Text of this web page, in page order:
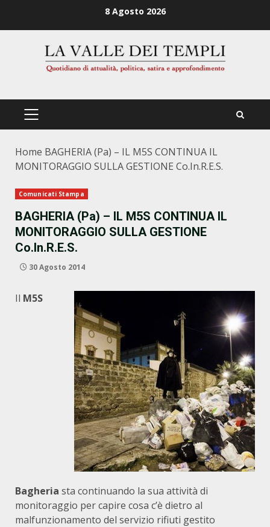
8 Agosto 2026
PRIMÄRES
Home BAGHERIA (Pa) – IL M5S CONTINUA IL
MONITORAGGIO SULLA GESTIONE Co.In.R.E.S.
Comunicati Stampa
BAGHERIA (Pa) – IL M5S CONTINUA IL
MONITORAGGIO SULLA GESTIONE
Co.In.R.E.S.
30 Agosto 2014
Il M5S
Bagheria sta continuando la sua attività di
monitoraggio per capire cosa c’è dietro al
malfunzionamento del servizio rifiuti gestito